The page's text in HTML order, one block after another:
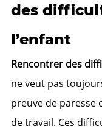
des
l’enfant
Rencontrer des
ne veut pas
preuve de paresse
de travail. Ces